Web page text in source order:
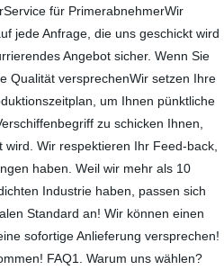
für PrimerabnehmerWir
jede Anfrage, die uns geschickt wird
Angebot sicher. Wenn Sie
Qualität versprechenWir setzen Ihre
um Ihnen pünktliche
zu schicken Ihnen,
Wir respektieren Ihr Feed-back,
haben. Weil wir mehr als 10
Industrie haben, passen sich
Standard an! Wir können einen
sofortige Anlieferung versprechen!
FAQ1. Warum uns wählen?